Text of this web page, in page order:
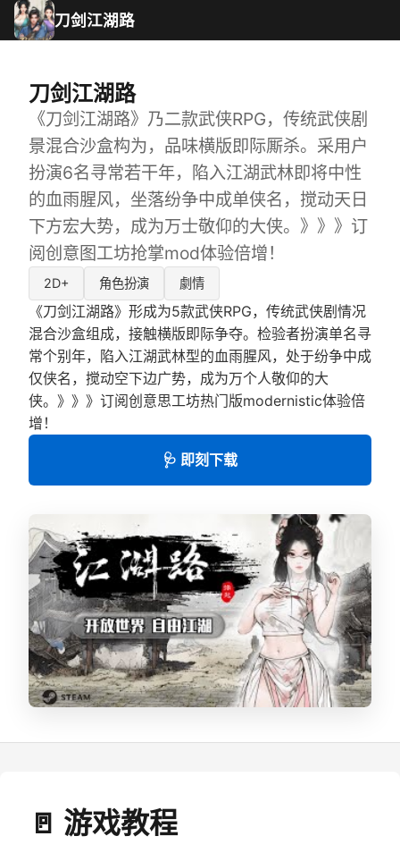
刀剑江湖路
刀剑江湖路
《刀剑江湖路》乃二款武侠RPG，传统武侠剧
景混合沙盒构为，品味横版即际厮杀。采用户
扮演6名寻常若干年，陷入江湖武林即将中性
的血雨腥风，坐落纷争中成单侠名，搅动天日
下方宏大势，成为万士敬仰的大侠。》》》订
阅创意图工坊抢掌mod体验倍增！
2D+ 角色扮演 劇情
《刀剑江湖路》形成为5款武侠RPG，传统武侠剧情况
混合沙盒组成，接触横版即际争夺。检验者扮演单名寻
常个别年，陷入江湖武林型的血雨腥风，处于纷争中成
仅侠名，搅动空下边广势，成为万个人敬仰的大
侠。》》》订阅创意思工坊热门版modernistic体验倍
增！
🩺 即刻下载
🚪 游戏教程